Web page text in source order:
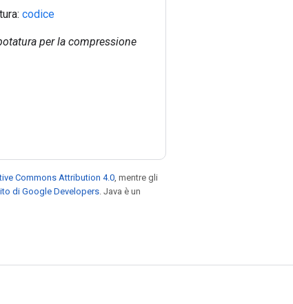
codice
per la compressione
Commons Attribution 4.0 , mentre gli
di Google Developers . Java è un